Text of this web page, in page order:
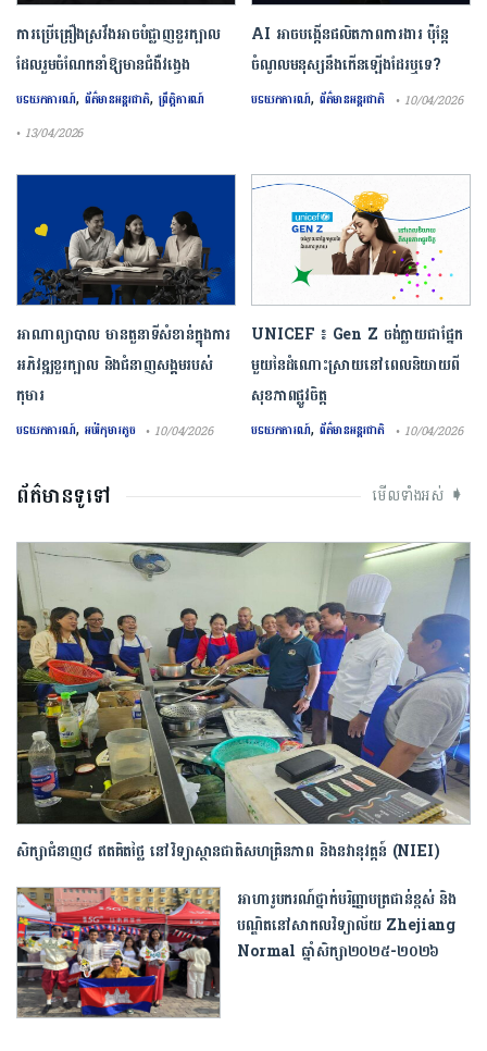
ការ​ប្រើគ្រឿង​ស្រវឹង​អាចបំផ្លាញ​ខួរក្បាល
ដែល​រួមចំណែក​នាំឱ្យ​មាន​ជំងឺ​វង្វេង
បទយកការណ៍, ព័ត៌មានអន្តរជាតិ,ព្រឹត្តិការណ៍
• 13/04/2026
AI អាចបង្កើនផលិតភាពការងារ ប៉ុន្តែ
ចំណូលមនុស្សនឹងកើនឡើងដែរឬទេ?
បទយកការណ៍, ព័ត៌មានអន្តរជាតិ • 10/04/2026
អាណាព្យាបាល មានតួនាទីសំខាន់ក្នុងការ
អភិវឌ្ឍខួរក្បាល និងជំនាញសង្គមរបស់
កុមារ
បទយកការណ៍, អប់រំកុមារតូច • 10/04/2026
UNICEF ៖ Gen Z ចង់ក្លាយ​ជា​ផ្នែក​
មួយ​នៃ​ដំណោះស្រាយ​នៅ​ពេល​និយាយ​ពី
សុខភាព​ផ្លូវចិត្ត
បទយកការណ៍, ព័ត៌មានអន្តរជាតិ • 10/04/2026
ព័ត៌មានទូទៅ មើលទាំងអស់ ➧
សិក្សាជំនាញ៨ ឥតគិតថ្លៃ នៅ​វិទ្យាស្ថាន​ជាតិសហគ្រិនភាព និង​នវានុវត្តន៍ (NIEI)
អាហារូបករណ៍ថ្នាក់បរិញ្ញាបត្រជាន់ខ្ពស់ និង
បណ្ឌិតនៅសាកលវិទ្យាល័យ Zhejiang
Normal ឆ្នាំសិក្សា២០២៥-២០២៦